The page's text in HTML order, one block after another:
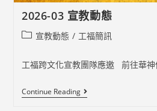
2026-03 宣教動態
Post宣教動態 / 工福簡訊
工福跨文化宣教團隊應邀 前往華神
Continue Reading2026-
03